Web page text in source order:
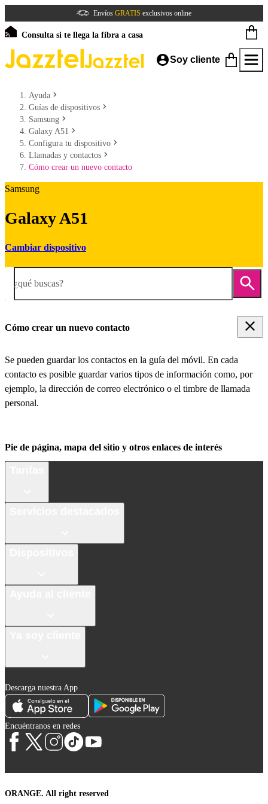
Envíos GRATIS exclusivos online
Consulta si te llega la fibra a casa
Soy cliente
Ayuda
Guías de dispositivos
Samsung
Galaxy A51
Configura tu dispositivo
Llamadas y contactos
Cómo crear un nuevo contacto
Samsung
Galaxy A51
Cambiar dispositivo
¿qué buscas?
Cómo crear un nuevo contacto
Se pueden guardar los contactos en la guía del móvil. En cada
contacto es posible guardar varios tipos de información como, por
ejemplo, la dirección de correo electrónico o el timbre de llamada
personal.
Pie de página, mapa del sitio y otros enlaces de interés
Descarga nuestra App
Encuéntranos en redes
ORANGE. All right reserved